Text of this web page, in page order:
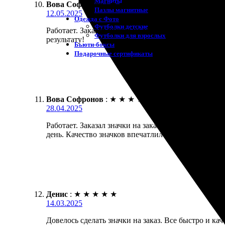
Пазлы магнитные
Одежда с Фото
Футболки детские
Футболки для взрослых
Бьюти-боксы
Подарочные сертификаты
Вова Софронов : ★ ★
12.05.2025
Работает. Заказал значки на заказ. Весь процесс
результату!
Вова Софронов : ★ ★ ★ ★
28.04.2025
Работает. Заказал значки на заказ, всё прошло
день. Качество значков впечатлило, вышло даже
Денис : ★ ★ ★ ★ ★
14.03.2025
Довелось сделать значки на заказ. Все быстро и